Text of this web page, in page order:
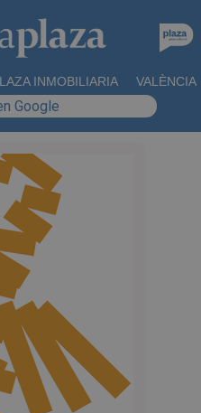
INMOBILIARIA VALÈNCIA
Google